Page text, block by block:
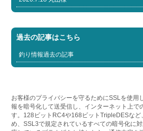
過去の記事はこちら
釣り情報過去の記事
お客様のプライバシーを守るためにSSLを使用
報を暗号化して送受信し、インターネット上で
す。128ビットRC4や168ビットTripleDESなど
め、SSL3で規定されているすべての暗号化に